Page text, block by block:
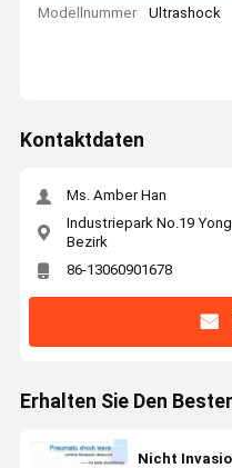
Modellnummer Ultrashock
Kontaktdaten
Ms. Amber Han
Industriepark No.19
Bezirk
86-13060901678
Erhalten Sie Den
Nicht